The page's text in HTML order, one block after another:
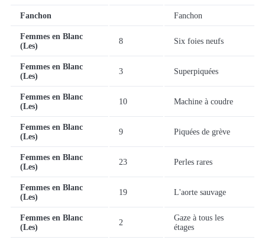
Fanchon Fanchon
Femmes en Blanc
(Les)
8 Six foies neufs
Femmes en Blanc
(Les)
3 Superpiquées
Femmes en Blanc
(Les)
10 Machine à coudre
Femmes en Blanc
(Les)
9 Piquées de grève
Femmes en Blanc
(Les)
23 Perles rares
Femmes en Blanc
(Les)
19 L'aorte sauvage
Femmes en Blanc
(Les)
2
Gaze à tous les
étages